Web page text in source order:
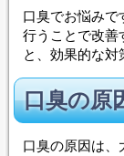
口臭でお悩みで
行うことで改善
と、効果的な対
口臭の原
口臭の原因は、